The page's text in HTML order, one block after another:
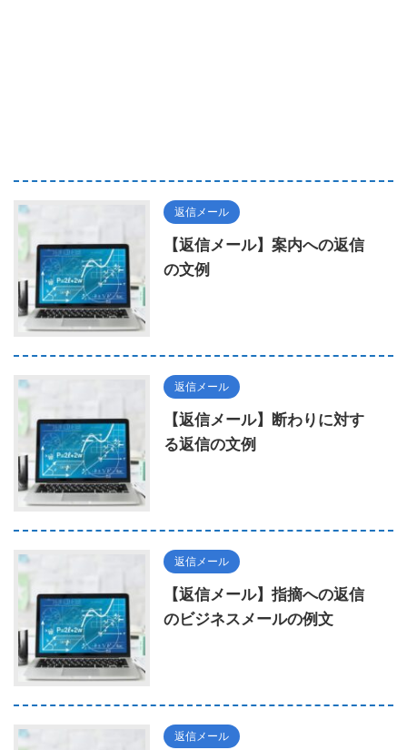
返信メール
【返信メール】案内への返信
の文例
返信メール
【返信メール】断わりに対す
る返信の文例
返信メール
【返信メール】指摘への返信
のビジネスメールの例文
返信メール